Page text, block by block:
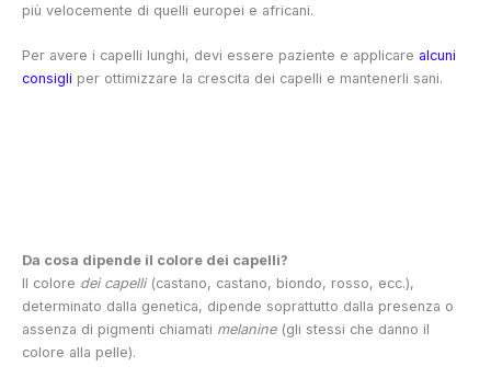
più velocemente di quelli europei e africani.
Per avere i capelli lunghi, devi essere paziente e applicare alcuni
consigli per ottimizzare la crescita dei capelli e mantenerli sani.
Da cosa dipende il colore dei capelli?
Il colore dei capelli(castano, castano, biondo, rosso, ecc.),
determinato dalla genetica, dipende soprattutto dalla presenza o
assenza di pigmenti chiamati melanine(gli stessi che danno il
colore alla pelle).